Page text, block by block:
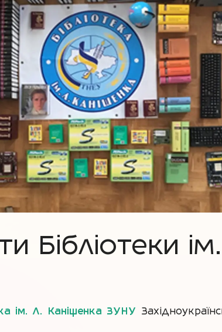
Бібліотеки
ім. Л. Каніщенка ЗУНУ